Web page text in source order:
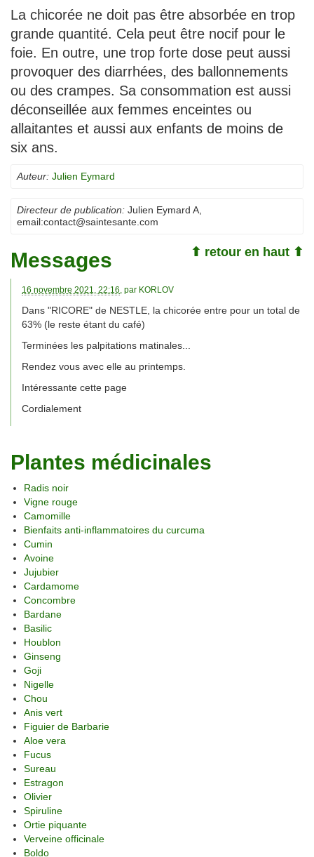
La chicorée ne doit pas être absorbée en trop
grande quantité. Cela peut être nocif pour le
foie. En outre, une trop forte dose peut aussi
provoquer des diarrhées, des ballonnements
ou des crampes. Sa consommation est aussi
déconseillée aux femmes enceintes ou
allaitantes et aussi aux enfants de moins de
six ans.
Auteur: Julien Eymard
Directeur de publication: Julien Eymard A
email:contact@saintesante.com
⬆ retour en haut ⬆
Messages
16 novembre 2021, 22:16 , par KORLOV
Dans "RICORE" de NESTLE, la chicorée entre pour un total de
63% (le reste étant du café)
Terminées les palpitations matinales...
Rendez vous avec elle au printemps.
Intéressante cette page
Cordialement
Plantes médicinales
Radis noir
Vigne rouge
Camomille
Bienfaits anti-inflammatoires du curcuma
Cumin
Avoine
Jujubier
Cardamome
Concombre
Bardane
Basilic
Houblon
Ginseng
Goji
Nigelle
Chou
Anis vert
Figuier de Barbarie
Aloe vera
Fucus
Sureau
Estragon
Olivier
Spiruline
Ortie piquante
Verveine officinale
Boldo